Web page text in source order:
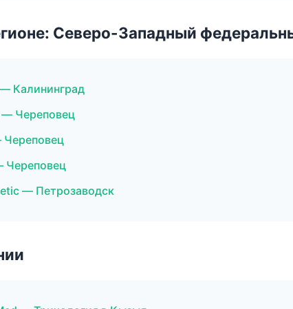
Северо-Западный
Калининград
Череповец
Череповец
— Петрозаводск